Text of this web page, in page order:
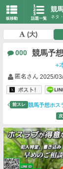
板移動 話題一覧
(大)
000 競馬予
+
匿名さん 2025/
前スレ 競馬予想ホス